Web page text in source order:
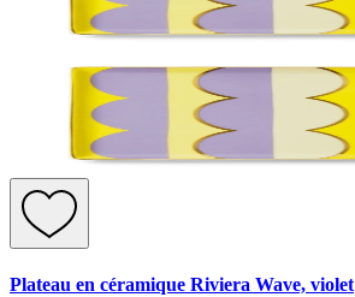
Plateau en céramique Riviera Wave, violet